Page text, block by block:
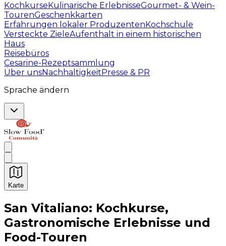
KochkurseKulinarische ErlebnisseGourmet- & Wein-
TourenGeschenkkarten
Erfahrungen lokaler ProduzentenKochschule
Versteckte ZieleAufenthalt in einem historischen
Haus
Reisebüros
Cesarine-Rezeptsammlung
Über unsNachhaltigkeitPresse & PR
Sprache ändern
Karte
Unvergessliche kulinarische Erlebnisse:
San Vitaliano: Kochkurse,
Gastronomische Erlebnisse und
Food-Touren